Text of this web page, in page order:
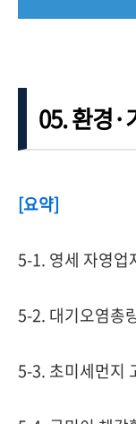
05. 환경·
[요약]
5-1. 영세 자영업
5-2. 대기오염총
5-3. 초미세먼지